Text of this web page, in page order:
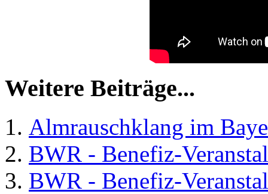
Weitere Beiträge...
Almrauschklang im
BWR - Benefiz-
BWR - Benefiz-